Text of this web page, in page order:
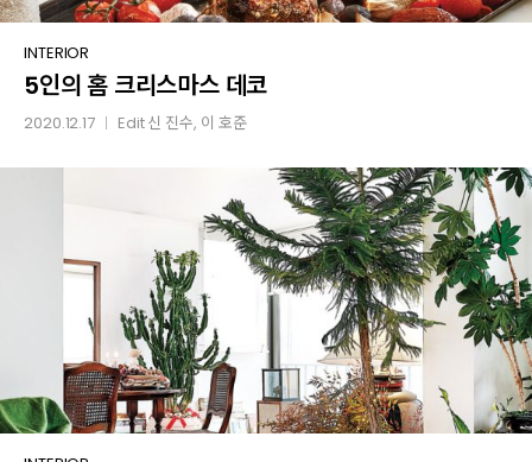
5인의
홈
크리스마스
INTERIOR
5인의 홈 크리스마스 데코
2020.12.17 Edit신 진수, 이 호준